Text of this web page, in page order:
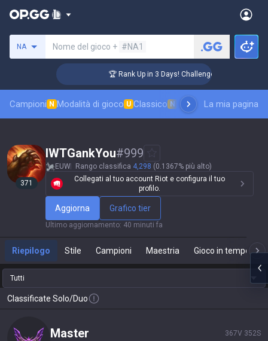
NA Nome del gioco + #NA1
🏆 Rank Up in 3 Days! Challenger Coaching
Campioni N Modalità di gioco U Classico N Classifica skin
La mia pagina
371
IWTGankYou#999
EUW Rango classifica 4,298 (0.1367% più alto)
Collegati al tuo account Riot e configura il tuo
profilo.
Aggiorna Grafico tier
Ultimo aggiornamento: 40 minuti fa
Riepilogo Stile Campioni Maestria Gioco in tempo
Tutti
Classificate Solo/Duo
master 367V 352S